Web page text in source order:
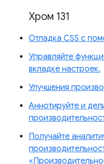
Хром 131
Отладка CSS с
Управляйте
вкладке настроек.
Улучшения
Аннотируйте и
Получайте